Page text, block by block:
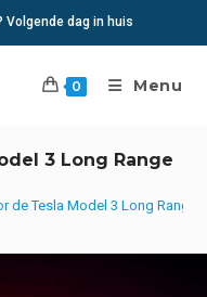
Volgende dag in huis
0 Menu
3 Long Range
de Tesla Model 3 Long Range